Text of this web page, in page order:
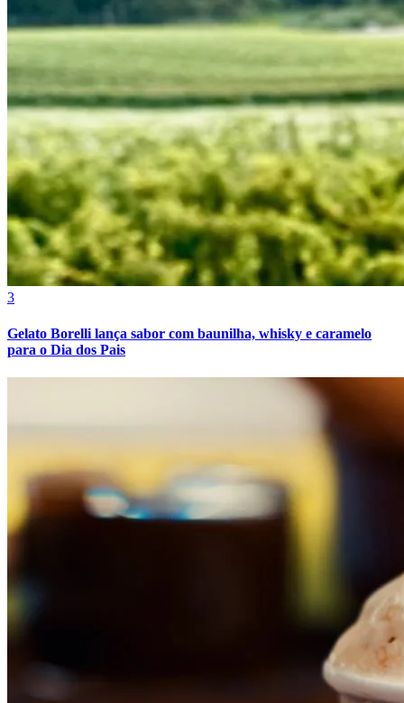
Bahia
3
Gelato Borelli lança sabor com baunilha, whisky e caramelo
para o Dia dos Pais